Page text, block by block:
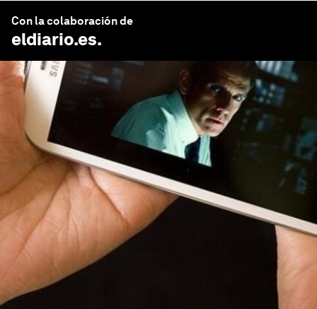
Con la colaboración de
eldiario.es.